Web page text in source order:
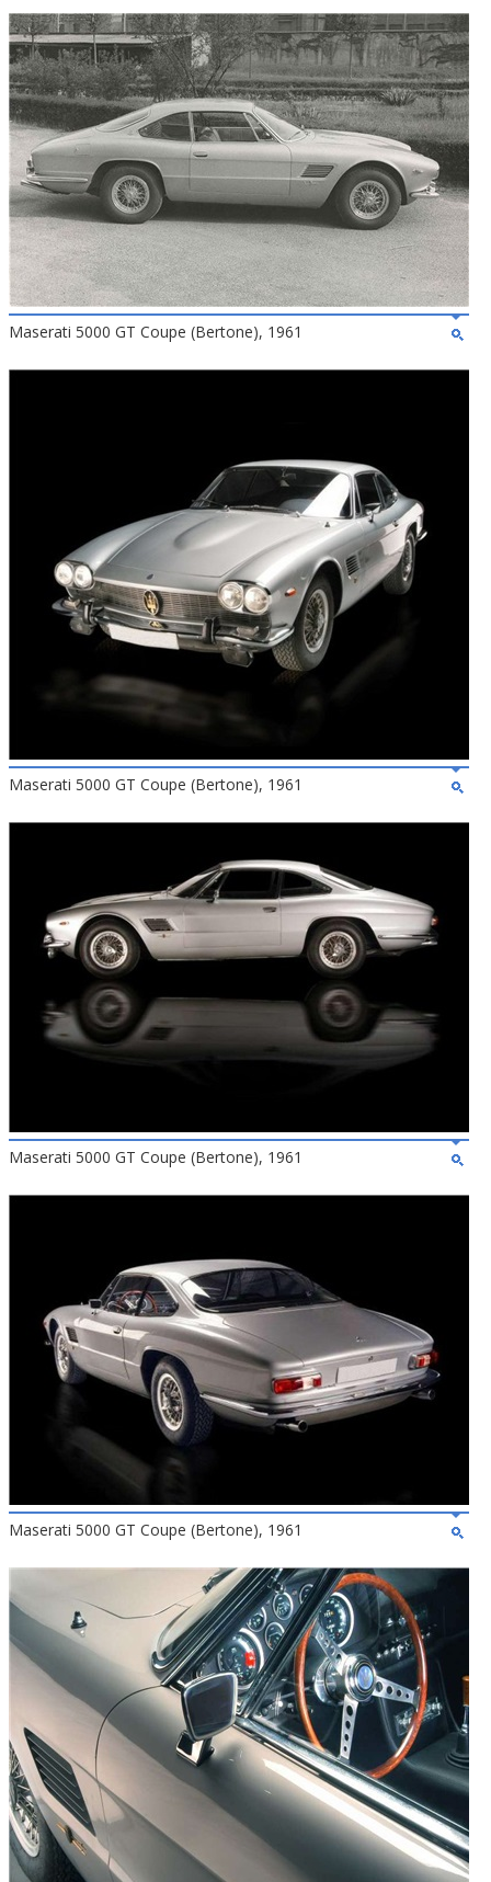
Maserati 5000 GT Coupe (Bertone), 1961
Maserati 5000 GT Coupe (Bertone), 1961
Maserati 5000 GT Coupe (Bertone), 1961
Maserati 5000 GT Coupe (Bertone), 1961